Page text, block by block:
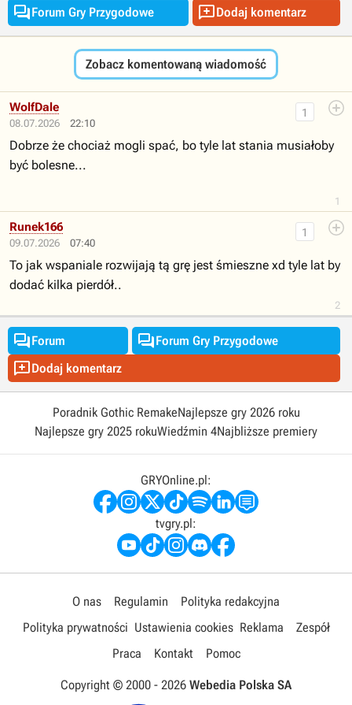
Forum Gry Przygodowe Dodaj komentarz
Zobacz komentowaną wiadomość
08.07.2026 22:10
1
1
WolfDale
Dobrze że chociaż mogli spać, bo tyle lat stania musiałoby
być bolesne...
09.07.2026 07:40
2
1
Runek166
To jak wspaniale rozwijają tą grę jest śmieszne xd tyle lat by
dodać kilka pierdół..
Forum Forum Gry Przygodowe
Dodaj komentarz
Poradnik Gothic RemakeNajlepsze gry 2026 roku
Najlepsze gry 2025 rokuWiedźmin 4Najbliższe premiery
GRYOnline.pl:
tvgry.pl:
O nas Regulamin
Polityka redakcyjna
Polityka prywatności Ustawienia cookies Reklama
Zespół
Praca
Kontakt Pomoc
Copyright © 2000 - 2026 Webedia Polska SA